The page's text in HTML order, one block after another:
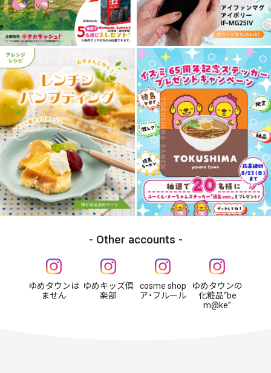
Other accounts
ゆめタウンは
ません
ゆめキッズ倶
楽部
cosme shop
ア・フルール
ゆめタウンの
化粧品“be
m@ke”